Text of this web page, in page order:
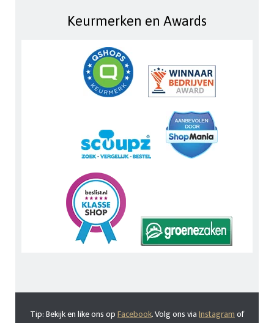
Keurmerken en Awards
Tip: Bekijk en like ons opFacebook. Volg ons viaInstagramof